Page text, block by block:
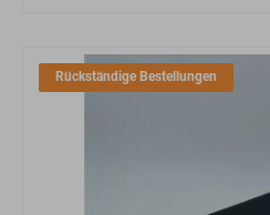
Rückständige Bestellungen